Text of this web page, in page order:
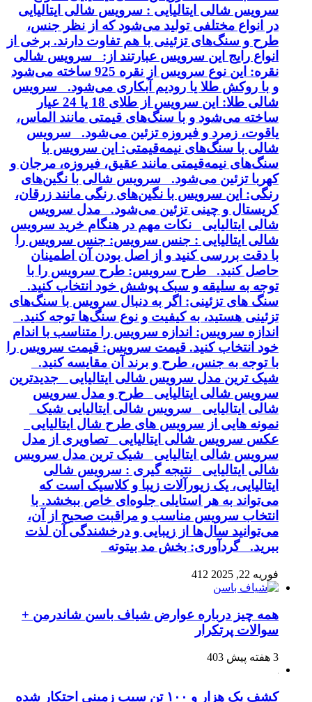
سرویس شالی ایتالیایی : سرویس شالی ایتالیایی
در انواع مختلفی تولید می‌شود که از نظر جنس،
طرح و سنگ‌های تزئینی با هم تفاوت دارند. برخی از
انواع رایج این سرویس عبارتند از: سرویس شالی
نقره: این نوع سرویس از نقره 925 ساخته می‌شود
و با روکش طلا یا رودیم آبکاری می‌شود. سرویس
شالی طلا: این سرویس از طلای 18 یا 24 عیار
ساخته می‌شود و با سنگ‌های قیمتی مانند الماس،
یاقوت، زمرد و فیروزه تزئین می‌شود. سرویس
شالی با سنگ‌های نیمه‌قیمتی: این سرویس با
سنگ‌های نیمه‌قیمتی مانند عقیق، فیروزه، مرجان و
کهربا تزئین می‌شود. سرویس شالی با نگین‌های
رنگی: این سرویس با نگین‌های رنگی مانند زرقان،
کریستال و چینی تزئین می‌شود. مدل سرویس
شالی ایتالیایی نکات مهم در هنگام خرید سرویس
شالی ایتالیایی : جنس سرویس: جنس سرویس را
با دقت بررسی کنید و از اصل بودن آن اطمینان
حاصل کنید. طرح سرویس: طرح سرویس را با
توجه به سلیقه و سبک پوشش خود انتخاب کنید.
سنگ های تزئینی: اگر به دنبال سرویس با سنگ‌های
تزئینی هستید، به کیفیت و نوع سنگ‌ها توجه کنید.
اندازه سرویس: اندازه سرویس را متناسب با اندام
خود انتخاب کنید. قیمت سرویس: قیمت سرویس را
با توجه به جنس، طرح و برند آن مقایسه کنید.
شیک ترین مدل سرویس شالی ایتالیایی جدیدترین
سرویس شالی ایتالیایی طرح و مدل سرویس
شالی ایتالیایی سرویس شالی ایتالیایی شیک
نمونه هایی از سرویس های طرح شال ایتالیایی
عکس سرویس شالی ایتالیایی تصاویری از مدل
سرویس شالی ایتالیایی شیک ترین مدل سرویس
شالی ایتالیایی نتیجه گیری : سرویس شالی
ایتالیایی، یک زیورآلات زیبا و کلاسیک است که
می‌تواند به هر استایلی جلوه‌ای خاص ببخشد. با
انتخاب سرویس مناسب و مراقبت صحیح از آن،
می‌توانید سال‌ها از زیبایی و درخشندگی آن لذت
ببرید. گردآوری: بخش مد بیتوته
فوریه 22, 2025 412
همه چیز درباره عوارض شیاف باسن شاندرمن +
سوالات پرتکرار
3 هفته پیش 403
کشف یک هزار و ۱۰۰ تن سیب زمینی احتکار شده